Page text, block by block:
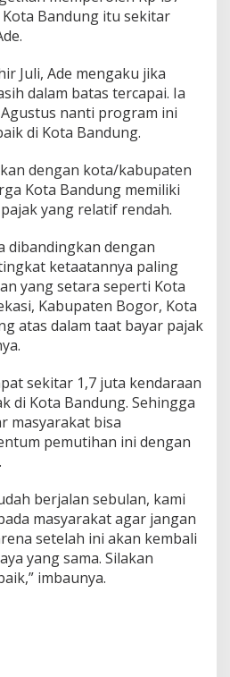
Bandung itu sekitar
Juli, Ade mengaku jika
dalam batas tercapai. Ia
nanti program ini
di Kota Bandung.
dengan kota/kabupaten
Kota Bandung memiliki
yang relatif rendah.
dibandingkan dengan
ketaatannya paling
yang setara seperti Kota
Kabupaten Bogor, Kota
atas dalam taat bayar pajak
sekitar 1,7 juta kendaraan
di Kota Bandung. Sehingga
masyarakat bisa
pemutihan ini dengan
berjalan sebulan, kami
masyarakat agar jangan
setelah ini akan kembali
yang sama. Silakan
imbaunya.